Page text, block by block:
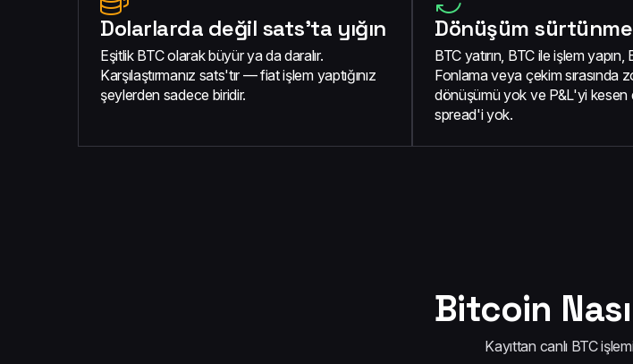
Dolarlarda değil sats'ta yığın
Eşitlik BTC olarak büyür ya da daralır.
Karşılaştırmanız sats'tır — fiat işlem yaptığınız
şeylerden sadece biridir.
Dönüşüm
BTC yatırın, BTC ile işlem yapın,
Fonlama veya çekim sırasında
dönüşümü yok ve P&L'yi kesen
spread'i yok.
Bitcoin
Kayıttan canlı BTC